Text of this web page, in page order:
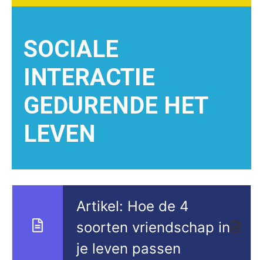
SOCIALE
INTERACTIE
GEDURENDE HET
LEVEN
Artikel: Hoe de 4
soorten vriendschap in
je leven passen